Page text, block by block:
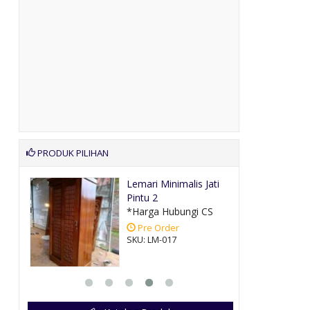
PRODUK PILIHAN
Lemari Minimalis Jati
Pintu 2
*Harga Hubungi CS
Pre Order
SKU: LM-017